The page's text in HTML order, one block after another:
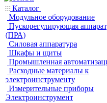
Каталог
Модульное оборудование
Пускорегулирующая
(ПРА)
Силовая аппаратура
Шкафы и щиты
Промышленная
Расходные материалы к
электроинструменту
Измерительные приборы
Электроинструмент